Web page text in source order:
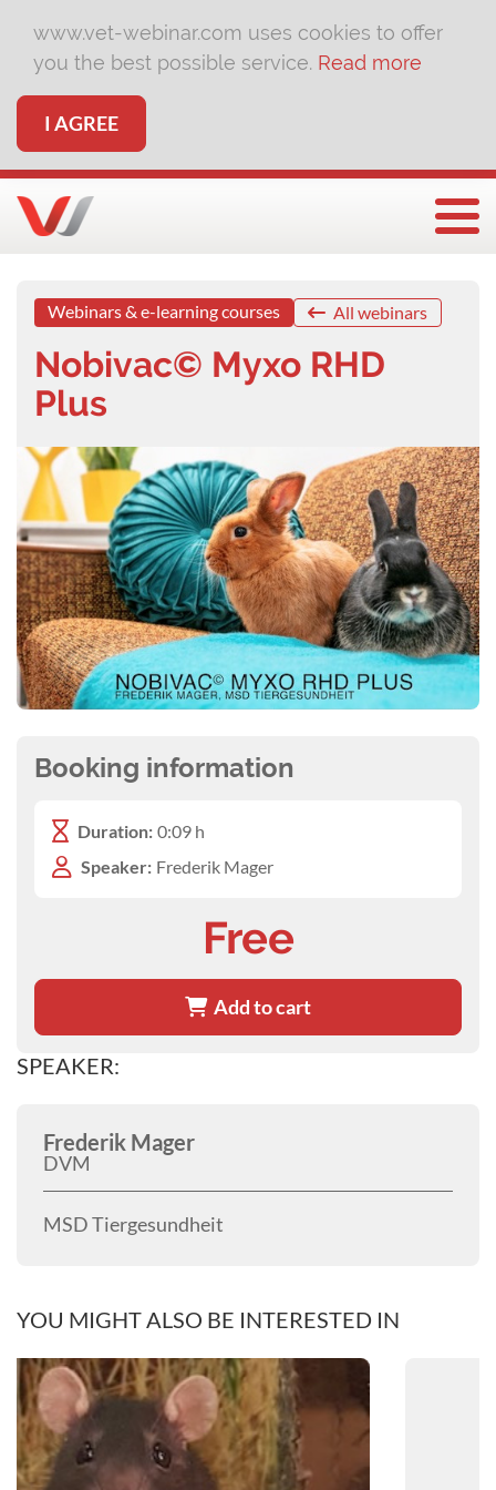
www.vet-webinar.com uses cookies to offer
you the best possible service. Read more
I AGREE
Webinars & e-learning courses All webinars
Nobivac© Myxo RHD
Plus
SPEAKER:
Frederik Mager
DVM
MSD Tiergesundheit
Booking information
Duration: 0:09 h
Speaker: Frederik Mager
Free
Add to cart
YOU MIGHT ALSO BE INTERESTED IN